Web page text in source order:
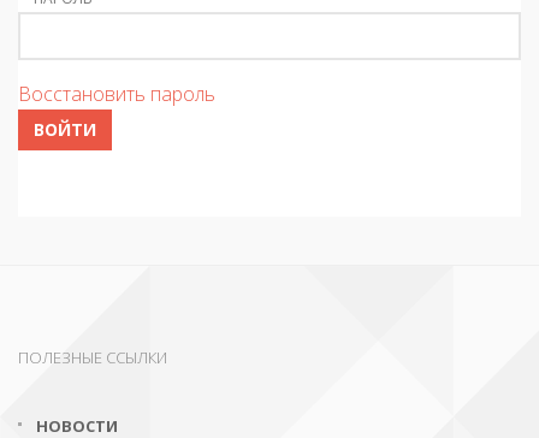
Восстановить пароль
ВОЙТИ
ПОЛЕЗНЫЕ ССЫЛКИ
НОВОСТИ